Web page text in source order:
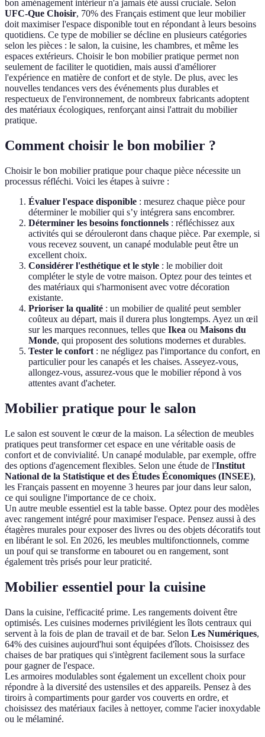
bon aménagement intérieur n'a jamais été aussi cruciale. Selon
UFC-Que Choisir, 70% des Français estiment que leur mobilier
doit maximiser l'espace disponible tout en répondant à leurs besoins
quotidiens. Ce type de mobilier se décline en plusieurs catégories
selon les pièces : le salon, la cuisine, les chambres, et même les
espaces extérieurs. Choisir le bon mobilier pratique permet non
seulement de faciliter le quotidien, mais aussi d'améliorer
l'expérience en matière de confort et de style. De plus, avec les
nouvelles tendances vers des événements plus durables et
respectueux de l'environnement, de nombreux fabricants adoptent
des matériaux écologiques, renforçant ainsi l'attrait du mobilier
pratique.
Comment choisir le bon mobilier ?
Choisir le bon mobilier pratique pour chaque pièce nécessite un
processus réfléchi. Voici les étapes à suivre :
Évaluer l'espace disponible : mesurez chaque pièce pour
déterminer le mobilier qui s’y intégrera sans encombrer.
Déterminer les besoins fonctionnels : réfléchissez aux
activités qui se dérouleront dans chaque pièce. Par exemple, si
vous recevez souvent, un canapé modulable peut être un
excellent choix.
Considérer l'esthétique et le style : le mobilier doit
compléter le style de votre maison. Optez pour des teintes et
des matériaux qui s'harmonisent avec votre décoration
existante.
Prioriser la qualité : un mobilier de qualité peut sembler
coûteux au départ, mais il durera plus longtemps. Ayez un œil
sur les marques reconnues, telles que Ikea ou Maisons du
Monde, qui proposent des solutions modernes et durables.
Tester le confort : ne négligez pas l'importance du confort, en
particulier pour les canapés et les chaises. Asseyez-vous,
allongez-vous, assurez-vous que le mobilier répond à vos
attentes avant d'acheter.
Mobilier pratique pour le salon
Le salon est souvent le cœur de la maison. La sélection de meubles
pratiques peut transformer cet espace en une véritable oasis de
confort et de convivialité. Un canapé modulable, par exemple, offre
des options d'agencement flexibles. Selon une étude de l'Institut
National de la Statistique et des Études Économiques (INSEE),
les Français passent en moyenne 3 heures par jour dans leur salon,
ce qui souligne l'importance de ce choix.
Un autre meuble essentiel est la table basse. Optez pour des modèles
avec rangement intégré pour maximiser l'espace. Pensez aussi à des
étagères murales pour exposer des livres ou des objets décoratifs tout
en libérant le sol. En 2026, les meubles multifonctionnels, comme
un pouf qui se transforme en tabouret ou en rangement, sont
également très prisés pour leur praticité.
Mobilier essentiel pour la cuisine
Dans la cuisine, l'efficacité prime. Les rangements doivent être
optimisés. Les cuisines modernes privilégient les îlots centraux qui
servent à la fois de plan de travail et de bar. Selon Les Numériques,
64% des cuisines aujourd'hui sont équipées d'îlots. Choisissez des
chaises de bar pratiques qui s'intègrent facilement sous la surface
pour gagner de l'espace.
Les armoires modulables sont également un excellent choix pour
répondre à la diversité des ustensiles et des appareils. Pensez à des
tiroirs à compartiments pour garder vos couverts en ordre, et
choisissez des matériaux faciles à nettoyer, comme l'acier inoxydable
ou le mélaminé.